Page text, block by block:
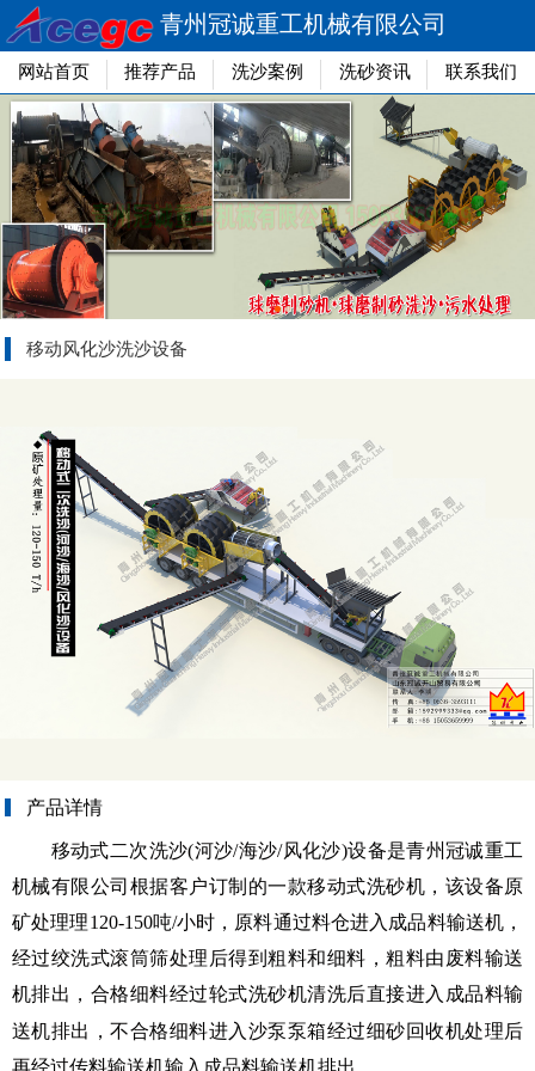
青州冠诚重工机械有限公司
网站首页 推荐产品 洗沙案例 洗砂资讯 联系我们
移动风化沙洗沙设备
产品详情
移动式二次洗沙(河沙/海沙/风化沙)设备是青州冠诚重工
机械有限公司根据客户订制的一款移动式洗砂机，该设备原
矿处理理120-150吨/小时，原料通过料仓进入成品料输送机，
经过绞洗式滚筒筛处理后得到粗料和细料，粗料由废料输送
机排出，合格细料经过轮式洗砂机清洗后直接进入成品料输
送机排出，不合格细料进入沙泵泵箱经过细砂回收机处理后
再经过传料输送机输入成品料输送机排出。